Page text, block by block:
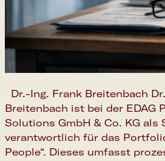
Dr.-Ing. Frank Breitenbach
Breitenbach ist bei der EDAG
Solutions GmbH & Co. KG als
verantwortlich für das
People“. Dieses umfasst